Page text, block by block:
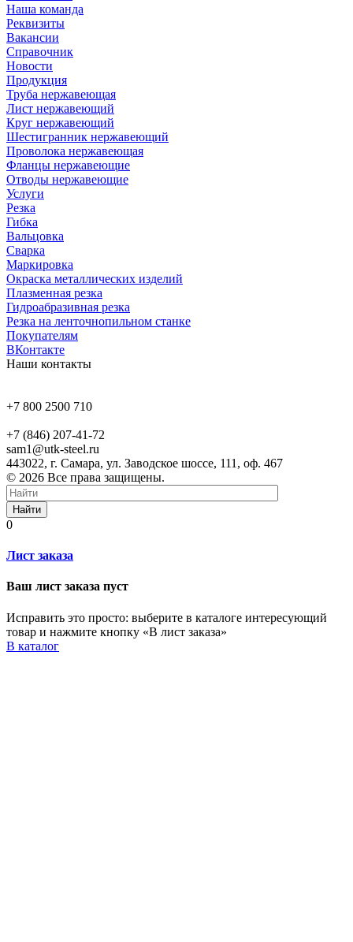
Наша команда
Реквизиты
Вакансии
Справочник
Новости
Продукция
Труба нержавеющая
Лист нержавеющий
Круг нержавеющий
Шестигранник нержавеющий
Проволока нержавеющая
Фланцы нержавеющие
Отводы нержавеющие
Услуги
Резка
Гибка
Вальцовка
Сварка
Маркировка
Окраска металлических изделий
Плазменная резка
Гидроабразивная резка
Резка на ленточнопильном станке
Покупателям
ВКонтакте
Наши контакты
+7 800 2500 710
+7 (846) 207-41-72
sam1@utk-steel.ru
443022, г. Самара, ул. Заводское шоссе, 111, оф. 467
© 2026 Все права защищены.
Найти
0
Лист заказа
Ваш лист заказа пуст
Исправить это просто: выберите в каталоге интересующий
товар и нажмите кнопку «В лист заказа»
В каталог